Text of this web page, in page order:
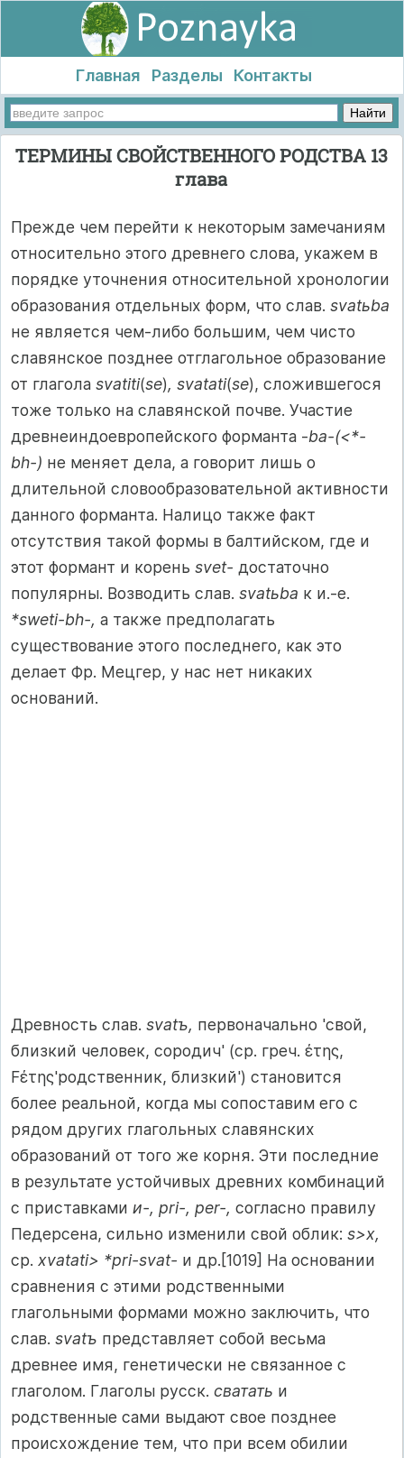
Главная Разделы Контакты
ТЕРМИНЫ СВОЙСТВЕННОГО РОДСТВА 13
глава
Прежде чем перейти к некоторым замечаниям
относительно этого древнего слова, укажем в
порядке уточнения относительной хронологии
образования отдельных форм, что слав. svatьba
не является чем-либо большим, чем чисто
славянское позднее отглагольное образование
от глагола svatiti(se), svatati(se), сложившегося
тоже только на славянской почве. Участие
древнеиндоевропейского форманта -ba-(<*-
bh-) не меняет дела, а говорит лишь о
длительной словообразовательной активности
данного форманта. Налицо также факт
отсутствия такой формы в балтийском, где и
этот формант и корень svet- достаточно
популярны. Возводить слав. svatьba к и.-е.
*sweti-bh-, а также предполагать
существование этого последнего, как это
делает Фр. Мецгер, у нас нет никаких
оснований.
Древность слав. svatъ, первоначально 'свой,
близкий человек, сородич' (ср. греч. έτης,
Fέτης'родственник, близкий') становится
более реальной, когда мы сопоставим его с
рядом других глагольных славянских
образований от того же корня. Эти последние
в результате устойчивых древних комбинаций
с приставками и-, pri-, per-, согласно правилу
Педерсена, сильно изменили свой облик: s>x,
ср. xvatati> *pri-svat- и др.[1019] На основании
сравнения с этими родственными
глагольными формами можно заключить, что
слав. svatъ представляет собой весьма
древнее имя, генетически не связанное с
глаголом. Глаголы русск. сватать и
родственные сами выдают свое позднее
происхождение тем, что при всем обилии